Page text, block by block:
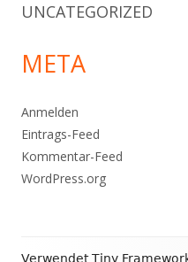
UNCATEGORIZED
META
Anmelden
Eintrags-Feed
Kommentar-Feed
WordPress.org
Footer
VerwendetTiny